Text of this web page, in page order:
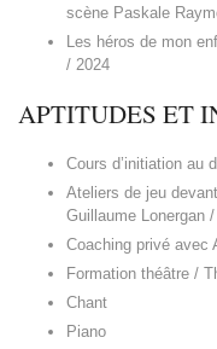
scène Paskale
Les héros de mon
/ 2024
APTITUDES ET
Cours d’initiation au
Ateliers de jeu
Guillaume Lonergan
Coaching privé avec
Formation théâtre /
Chant
Piano